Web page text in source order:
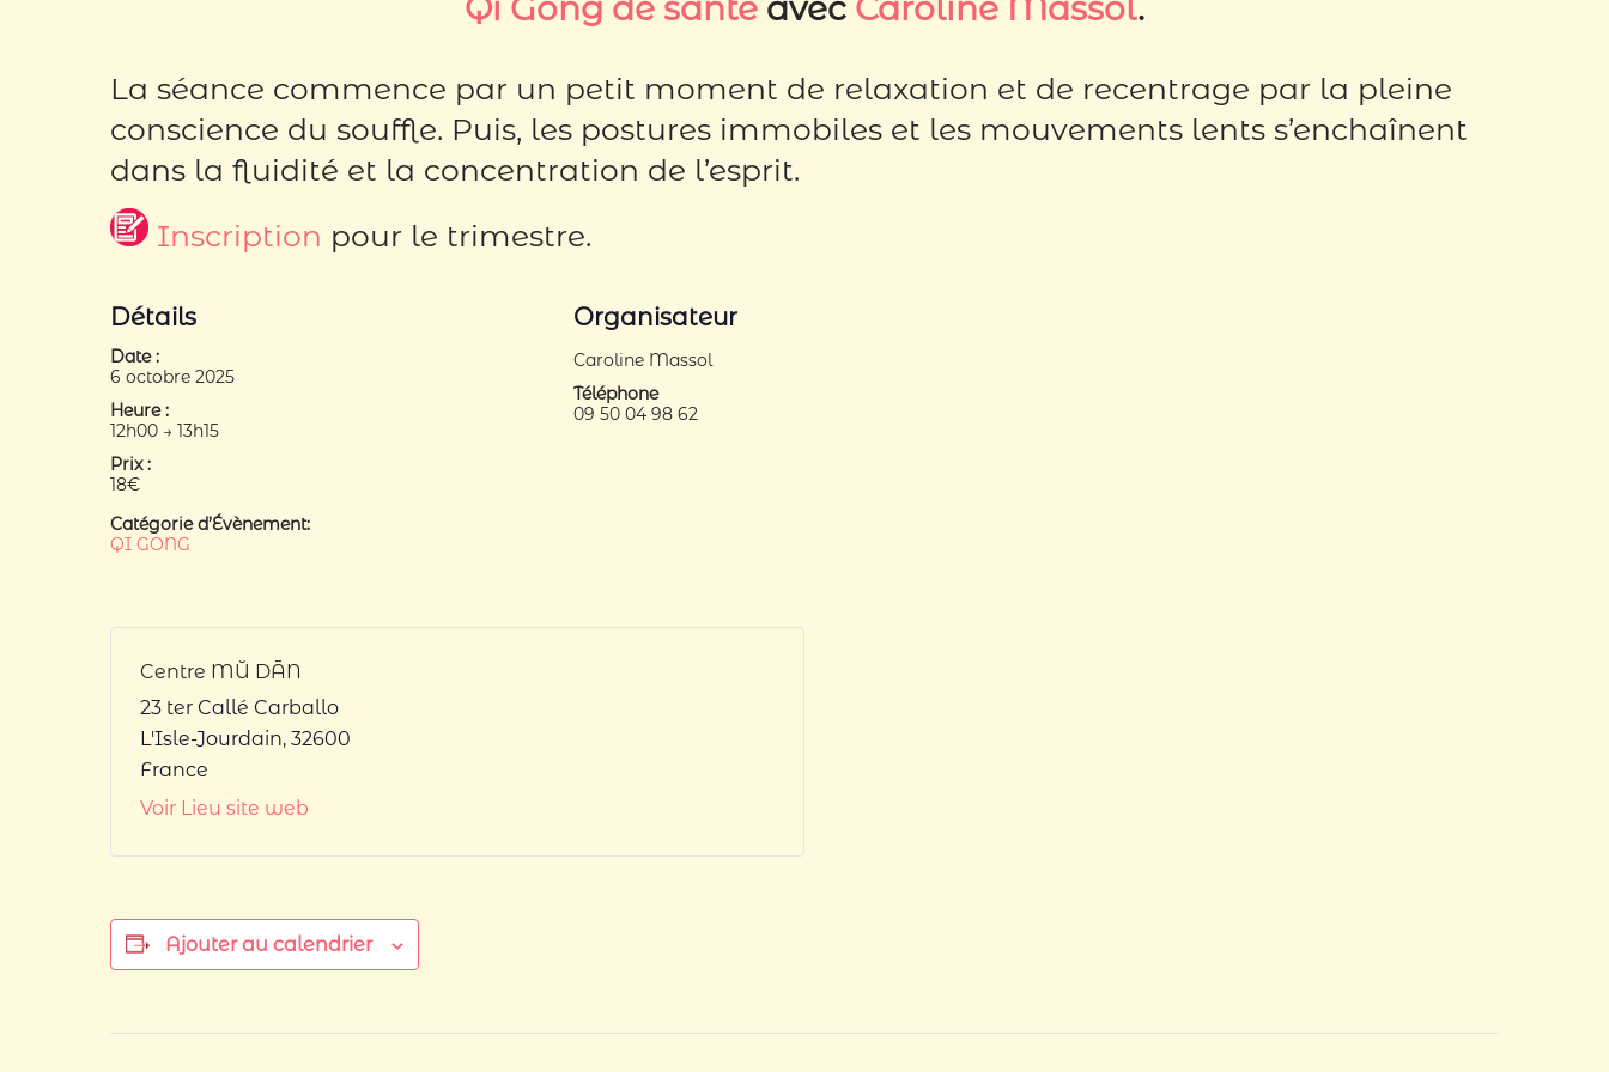
Qi Gong de santé avec Caroline Massol.
La séance commence par un petit moment de relaxation et de recentrage par la pleine
conscience du souffle. Puis, les postures immobiles et les mouvements lents s’enchaînent
dans la fluidité et la concentration de l’esprit.
Inscription pour le trimestre.
Détails
Date :
6 octobre 2025
Heure :
12h00 → 13h15
Prix :
18€
Catégorie d’Évènement:
QI GONG
Organisateur
Caroline Massol
Téléphone
09 50 04 98 62
Centre MŬ DĀN
23 ter Callé Carballo
L'Isle-Jourdain, 32600
France
Voir Lieu site web
Ajouter au calendrier